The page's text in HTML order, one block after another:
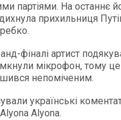
партіями. На останнє
прихильниця
фіналі артист
мікрофон, тому
непоміченим.
українські
Alyona.